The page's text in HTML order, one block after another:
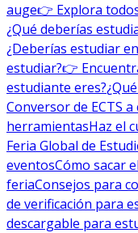
auge👉 Explora
¿Qué deberías
¿Deberías estudiar
estudiar?👉
estudiante eres?
Conversor de ECTS a
herramientasHaz el
Feria Global de
eventosCómo sacar
feriaConsejos para
de verificación para
descargable para